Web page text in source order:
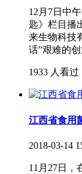
12月7日中
匙》栏目播
来生物科技
话”艰难的创
1933 人看过
江西省食用
2018-03-14
11月27日，